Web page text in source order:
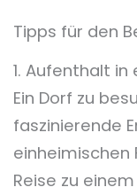
Tipps für den
1. Aufenthalt
Ein Dorf zu
faszinierende
einheimischen
Reise zu